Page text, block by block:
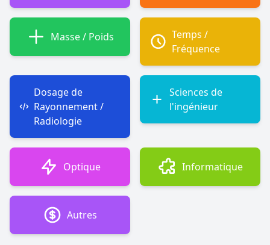
Masse / Poids
Temps /
Fréquence
Dosage de
Rayonnement /
Radiologie
Sciences de
l'ingénieur
Optique Informatique
Autres